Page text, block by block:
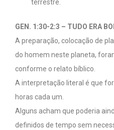
terrestre.
GEN. 1:30-2:3 – TUDO ERA
A preparação, colocação de
do homem neste planeta,
conforme o relato bíblico.
A interpretação literal é que
horas cada um.
Alguns acham que poderia
definidos de tempo sem